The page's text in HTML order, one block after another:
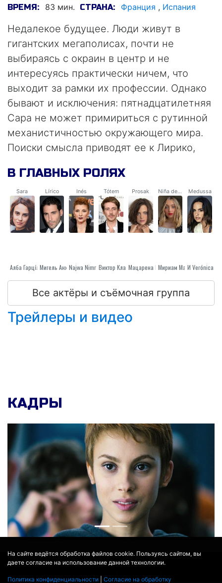
На сайте ведётся обработка файлов cookie. Пользуясь сайтом, вы
даете согласие на использование данной технологии.
Политика конфиденциальности Согласие на обработку
ВРЕМЯ: 83 мин. СТРАНА: Франция , Испания
Недалекое будущее. Люди живут в
гигантских мегаполисах, почти не
выбираясь с окраин в центр и не
интересуясь практически ничем, что
выходит за рамки их профессии. Однако
бывают и исключения: пятнадцатилетняя
Сара не может примириться с рутинной
механистичностью окружающего мира.
Поиски смысла приводят ее к Лирико,
граффити, от которого она узнает, что ее
реальность - не единственная, а лишь
одна из возможных. Так начинаются
опасные приключения Сары в
таинственном зазеркалье. И ставка в
В ГЛАВНЫХ РОЛЯХ
Sara
Алба Гарцíа
Lírico
Мигель Анхель Сильвестре
Inés
Najwa Nimri
Tótem
Виктор Клавихо
Prosak
Мацарена Гóмез
Niña de blanco
Мириам Мартíн
Medussa
Все актёры и съёмочная группа
Трейлеры и видео
КАДРЫ
© 2017 - 2026 MOVIE
ДАННЫЕ ПРЕДОСТАВЛЕНЫ: